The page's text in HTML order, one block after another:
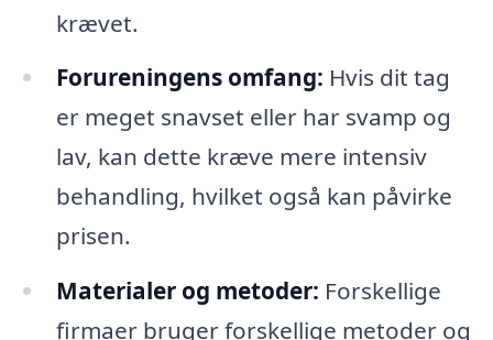
krævet.
Forureningens omfang: Hvis dit tag
er meget snavset eller har svamp og
lav, kan dette kræve mere intensiv
behandling, hvilket også kan påvirke
prisen.
Materialer og metoder: Forskellige
firmaer bruger forskellige metoder og